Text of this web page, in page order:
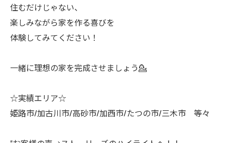
住むだけじゃない、
楽しみながら家を作る喜びを
体験してみてください！
一緒に理想の家を完成させましょう💁
☆実績エリア☆
姫路市/加古川市/高砂市/加西市/たつの市/三木市 等々